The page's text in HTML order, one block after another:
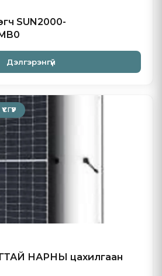
SUN2000-
Дэлгэрэнгүй
НАРНЫ цахилгаан